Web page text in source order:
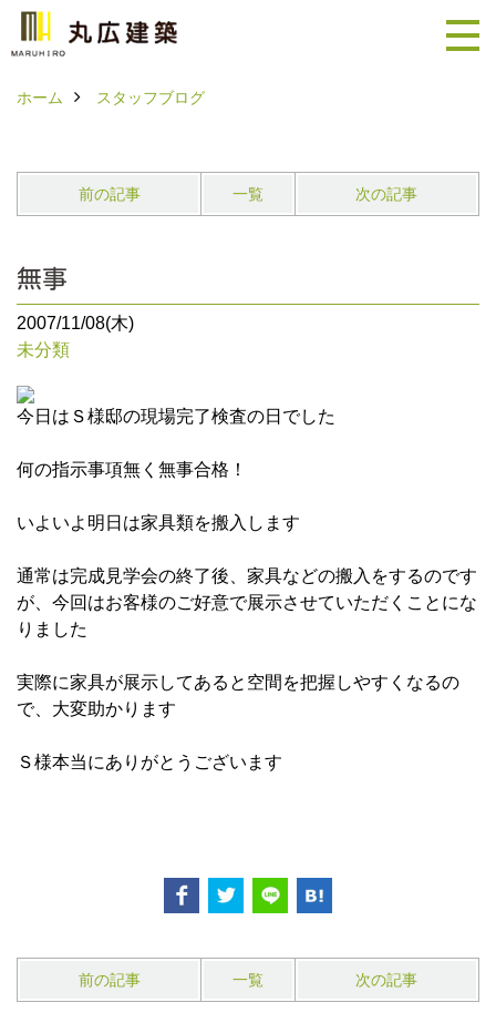
ホーム スタッフブログ
前の記事 一覧 次の記事
無事
2007/11/08(木)
未分類
今日はＳ様邸の現場完了検査の日でした
何の指示事項無く無事合格！
いよいよ明日は家具類を搬入します
通常は完成見学会の終了後、家具などの搬入をするのです
が、今回はお客様のご好意で展示させていただくことにな
りました
実際に家具が展示してあると空間を把握しやすくなるの
で、大変助かります
Ｓ様本当にありがとうございます
前の記事 一覧 次の記事